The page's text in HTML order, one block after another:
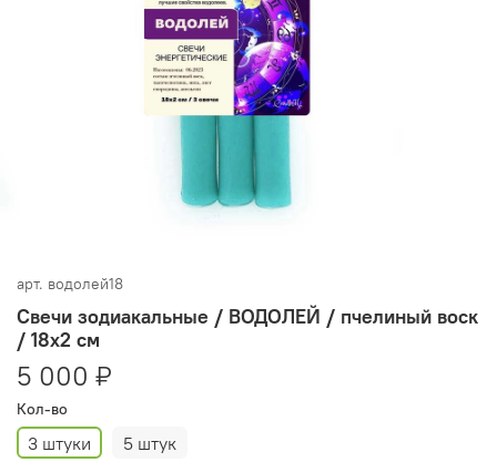
арт. водолей18
Свечи зодиакальные / ВОДОЛЕЙ / пчелиный воск
/ 18х2 см
5 000 ₽
Кол-во
3 штуки 5 штук